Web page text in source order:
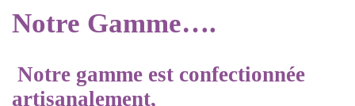
Notre Gamme….
Notre gamme est confectionnée
artisanalement,